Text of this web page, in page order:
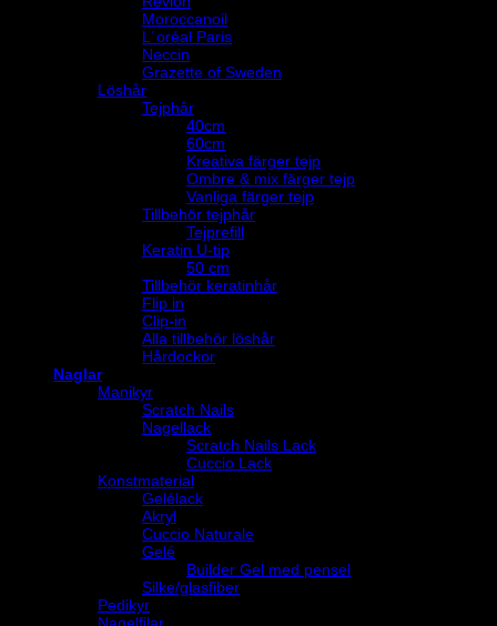
Moroccanoil
L´oréal Paris
Neccin
Grazette of Sweden
Löshår
Tejphår
40cm
60cm
Kreativa färger tejp
Ombre & mix färger tejp
Vanliga färger tejp
Tillbehör tejphår
Tejprefill
Keratin U-tip
50 cm
Tillbehör keratinhår
Flip in
Clip-in
Alla tillbehör löshår
Hårdockor
Naglar
Manikyr
Scratch Nails
Nagellack
Scratch Nails Lack
Cuccio Lack
Konstmaterial
Gelélack
Akryl
Cuccio Naturale
Gelé
Builder Gel med pensel
Silke/glasfiber
Pedikyr